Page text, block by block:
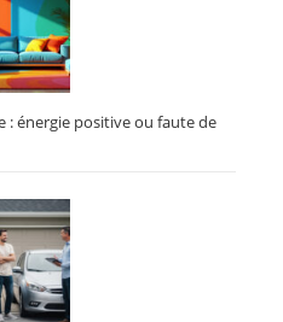
: énergie positive ou faute de